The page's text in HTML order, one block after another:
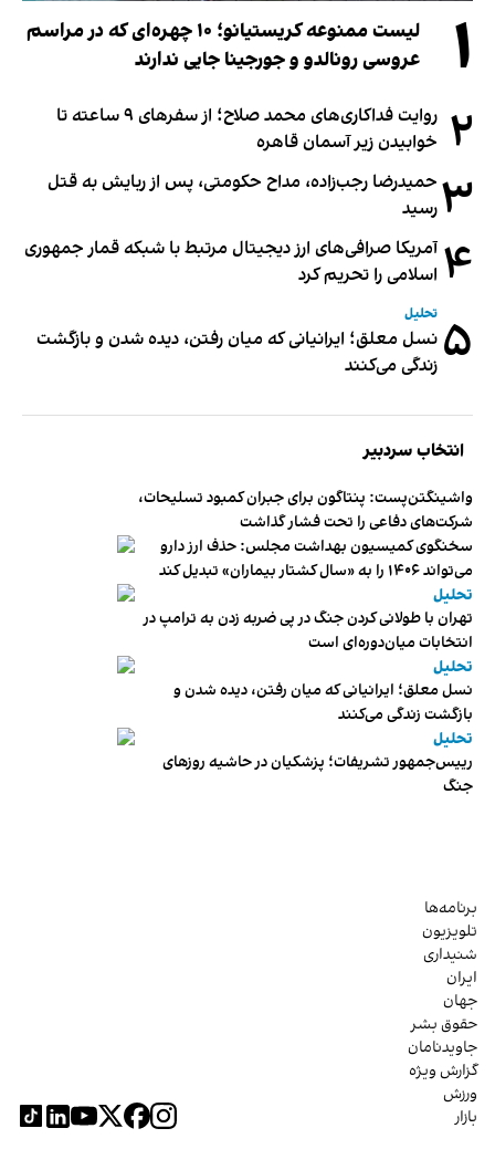
۱
لیست ممنوعه کریستیانو؛ ۱۰ چهره‌ای که در مراسم
عروسی رونالدو و جورجینا جایی ندارند
۲
روایت فداکاری‌های محمد صلاح؛ از سفرهای ۹ ساعته تا
خوابیدن زیر آسمان قاهره
۳ حمیدرضا رجب‌زاده، مداح حکومتی، پس از ربایش به قتل
رسید
۴ آمریکا صرافی‌های ارز دیجیتال مرتبط با شبکه قمار جمهوری
اسلامی را تحریم کرد
۵ تحلیل
نسل معلق؛ ایرانیانی که میان رفتن، دیده شدن و بازگشت
زندگی می‌کنند
انتخاب سردبیر
واشینگتن‌پست: پنتاگون برای جبران کمبود تسلیحات،
شرکت‌های دفاعی را تحت فشار گذاشت
سخنگوی کمیسیون بهداشت مجلس: حذف ارز دارو
می‌تواند ۱۴۰۶ را به «سال کشتار بیماران» تبدیل کند
تحلیل
تهران با طولانی کردن جنگ در پی ضربه زدن به ترامپ در
انتخابات میان‌دوره‌ای است
تحلیل
نسل معلق؛ ایرانیانی که میان رفتن، دیده شدن و
بازگشت زندگی می‌کنند
تحلیل
رییس‌جمهور تشریفات؛ پزشکیان در حاشیه روزهای
جنگ
برنامه‌ها
تلویزیون
شنیداری
ایران
جهان
حقوق بشر
جاویدنامان
گزارش ویژه
ورزش
بازار